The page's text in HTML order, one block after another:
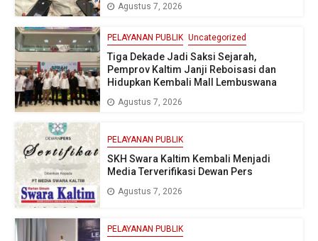
Agustus 7, 2026
PELAYANAN PUBLIK Uncategorized
Tiga Dekade Jadi Saksi Sejarah,
Pemprov Kaltim Janji Reboisasi dan
Hidupkan Kembali Mall Lembuswana
Agustus 7, 2026
PELAYANAN PUBLIK
SKH Swara Kaltim Kembali Menjadi
Media Terverifikasi Dewan Pers
Agustus 7, 2026
PELAYANAN PUBLIK